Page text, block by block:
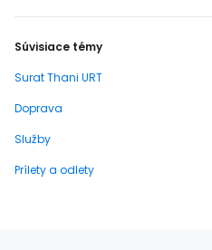
Súvisiace témy
Surat Thani URT
Doprava
Služby
Prílety a odlety